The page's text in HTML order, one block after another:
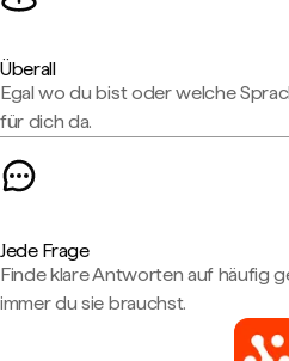
Überall
Egal wo du bist oder welche
für dich da.
Jede Frage
Finde klare Antworten auf häufig
immer du sie brauchst.